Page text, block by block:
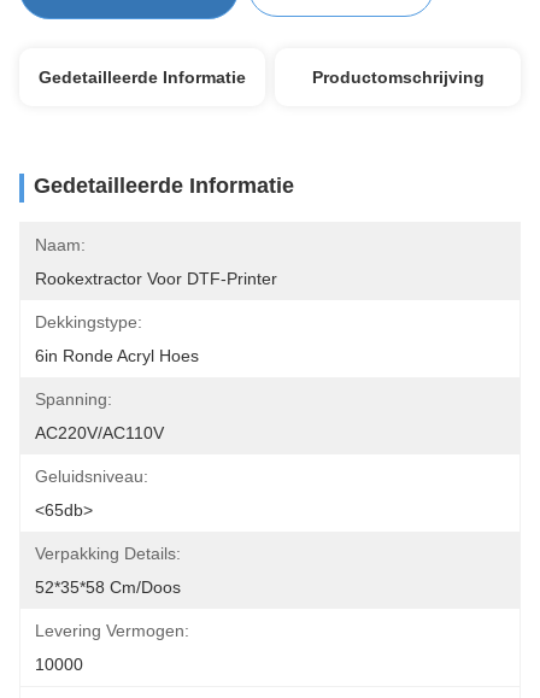
Gedetailleerde Informatie Productomschrijving
Gedetailleerde Informatie
Naam:
Rookextractor Voor DTF-Printer
Dekkingstype:
6in Ronde Acryl Hoes
Spanning:
AC220V/AC110V
Geluidsniveau:
<65db>
Verpakking Details:
52*35*58 Cm/doos
Levering Vermogen:
10000